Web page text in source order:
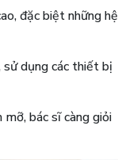
đặc biệt những hệ
dụng các thiết bị
bác sĩ càng giỏi